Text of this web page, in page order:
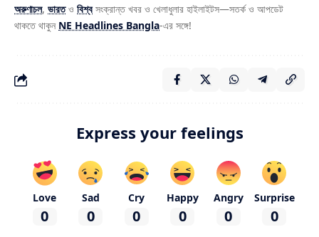
অরুণাচল, ভারতও বিশ্বসংক্রান্ত খবর ও খেলাধুলার হাইলাইটস—সতর্ক ও আপডেট
থাকতে থাকুন NE Headlines Bangla-এর সঙ্গে!
Express your feelings
Love
0
Sad
0
Cry
0
Happy
0
Angry
0
Surprise
0